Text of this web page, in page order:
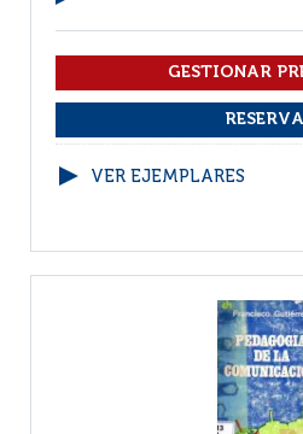
VER EJEMPLARES